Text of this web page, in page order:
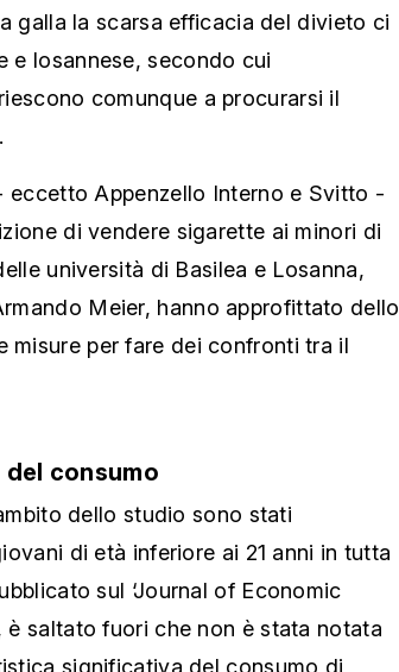
galla la scarsa efficacia del divieto ci
e losannese, secondo cui
comunque a procurarsi il
eccetto Appenzello Interno e Svitto -
di vendere sigarette ai minori di
università di Basilea e Losanna,
Meier, hanno approfittato dello
misure per fare dei confronti tra il
del consumo
dello studio sono stati
di età inferiore ai 21 anni in tutta
sul ‘Journal of Economic
è saltato fuori che non è stata notata
significativa del consumo di